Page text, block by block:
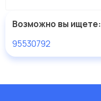
Возможно вы ищете:
95530792